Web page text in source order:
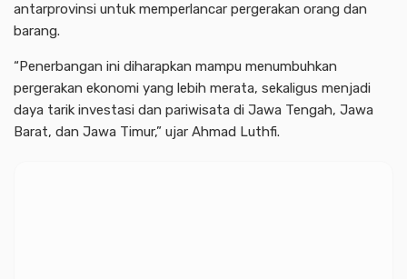
antarprovinsi untuk memperlancar pergerakan orang dan
barang.
“Penerbangan ini diharapkan mampu menumbuhkan
pergerakan ekonomi yang lebih merata, sekaligus menjadi
daya tarik investasi dan pariwisata di Jawa Tengah, Jawa
Barat, dan Jawa Timur,” ujar Ahmad Luthfi.